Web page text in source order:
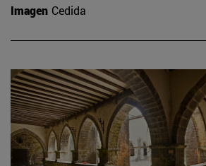
Imagen Cedida